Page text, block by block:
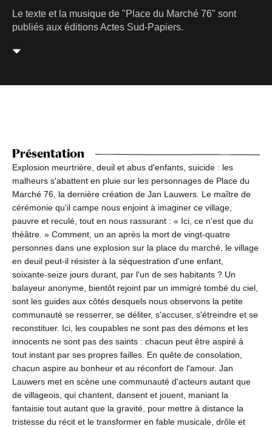
Le texte et la musique de "Place du Marché 76" sont
publiés aux éditions Actes Sud-Papiers.
Présentation
Explosion meurtrière, deuil et abus d'enfants, suicide : les
malheurs s'abattent en pluie sur les personnages de Place du
Marché 76, la dernière création de Jan Lauwers. Le maître de
cérémonie qu'il campe nous enjoint à imaginer ce village,
pauvre et reculé, tout en nous rassurant : « Ici, ce n'est que du
théâtre. » Comment, un an après la mort de vingt-quatre
personnes dans une explosion sur la place du marché, le village
en deuil peut-il résister à la séquestration d'une enfant,
soixante-seize jours durant, par l'un de ses habitants ? Un
balayeur anonyme, bientôt rejoint par un immigré tombé du ciel,
sont les guides aux côtés desquels nous observons la petite
communauté se resserrer, se déliter, s'accuser, s'étreindre et se
reconstituer. Ici, les coupables ne sont pas des démons et les
innocents ne sont pas des saints : chacun peut être aspiré à
tout instant par ses propres failles. En quête de consolation,
chacun aspire au bonheur et au réconfort de l'amour. Jan
Lauwers met en scène une communauté d'acteurs autant que
de villageois, qui chantent, dansent et jouent, maniant la
fantaisie tout autant que la gravité, pour mettre à distance la
tristesse du récit et le transformer en fable musicale, drôle et